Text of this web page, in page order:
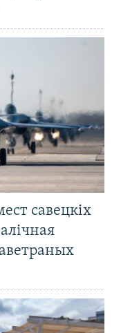
савецкіх